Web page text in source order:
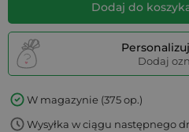
Dodaj do
Dodaj
W magazynie (375 op.)
Wysyłka w ciągu następnego